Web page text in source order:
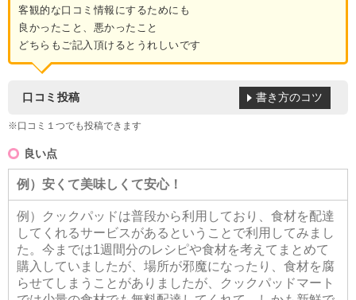
客観的な口コミ情報にするためにも
良かったこと、悪かったこと
どちらもご記入頂けるとうれしいです
口コミ投稿
※口コミ１つでも投稿できます
書き方のコツ
良い点